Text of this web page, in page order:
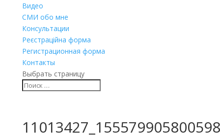
Видео
СМИ обо мне
Консультации
Реєстраційна форма
Регистрационная форма
Контакты
Выбрать страницу